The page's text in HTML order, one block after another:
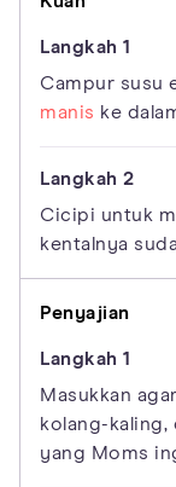
Campur susu
manis ke
Cicipi untuk
kentalnya
Penyajian
Masukkan
kolang-kaling,
yang Moms